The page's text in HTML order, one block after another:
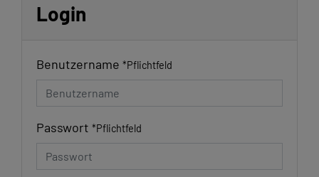
Login
Benutzername *Pflichtfeld
Passwort *Pflichtfeld